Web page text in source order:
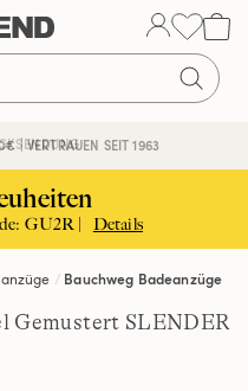
| VERTRAUEN SEIT 1963
GU2R | Details
Bauchweg Badeanzüge
Gemustert SLENDER